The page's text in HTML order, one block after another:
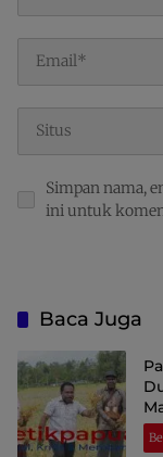
Simpan nama,
ini untuk
Baca Juga